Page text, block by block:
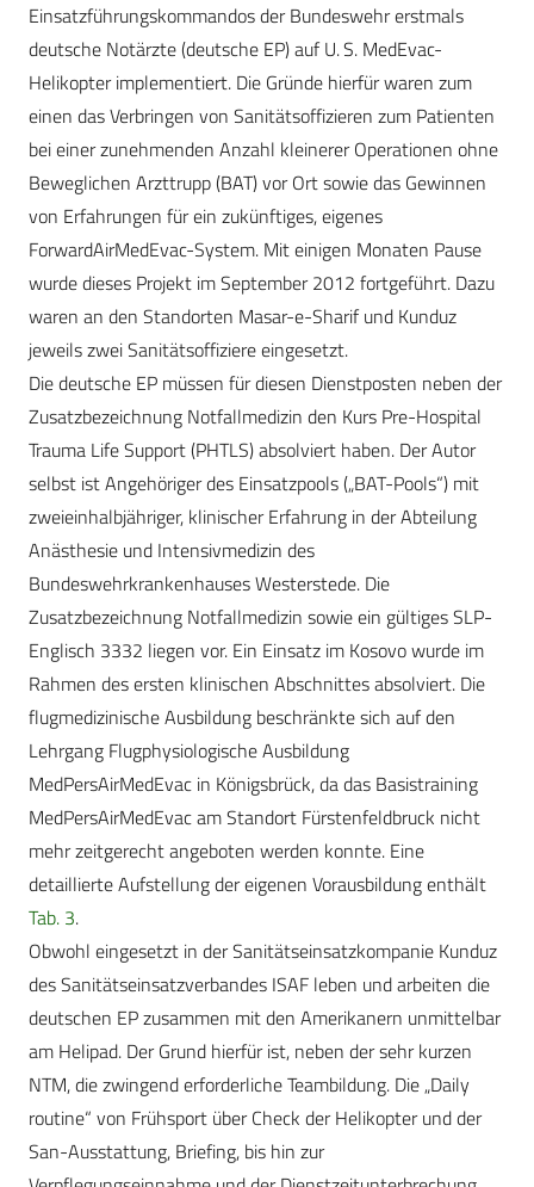
Einsatzführungskommandos der Bundeswehr erstmals
deutsche Notärzte (deutsche EP) auf U. S. MedEvac-
Helikopter implementiert. Die Gründe hierfür waren zum
einen das Verbringen von Sanitätsoffizieren zum Patienten
bei einer zunehmenden Anzahl kleinerer Operationen ohne
Beweglichen Arzttrupp (BAT) vor Ort sowie das Gewinnen
von Erfahrungen für ein zukünftiges, eigenes
ForwardAirMedEvac-System. Mit einigen Monaten Pause
wurde dieses Projekt im September 2012 fortgeführt. Dazu
waren an den Standorten Masar-e-Sharif und Kunduz
jeweils zwei Sanitätsoffiziere eingesetzt.
Die deutsche EP müssen für diesen Dienstposten neben der
Zusatzbezeichnung Notfallmedizin den Kurs Pre-Hospital
Trauma Life Support (PHTLS) absolviert haben. Der Autor
selbst ist Angehöriger des Einsatzpools („BAT-Pools“) mit
zweieinhalbjähriger, klinischer Erfahrung in der Abteilung
Anästhesie und Intensivmedizin des
Bundeswehrkrankenhauses Westerstede. Die
Zusatzbezeichnung Notfallmedizin sowie ein gültiges SLP-
Englisch 3332 liegen vor. Ein Einsatz im Kosovo wurde im
Rahmen des ersten klinischen Abschnittes absolviert. Die
flugmedizinische Ausbildung beschränkte sich auf den
Lehrgang Flugphysiologische Ausbildung
MedPersAirMedEvac in Königsbrück, da das Basistraining
Med­Pers­AirMedEvac am Standort Fürstenfeldbruck nicht
mehr zeitgerecht angeboten werden konnte. Eine
detaillierte Aufstellung der eigenen Vorausbildung enthält
Tab. 3.
Obwohl eingesetzt in der Sanitätseinsatzkompanie Kunduz
des Sanitätseinsatzverbandes ISAF leben und arbeiten die
deutschen EP zusammen mit den Amerikanern unmittelbar
am Helipad. Der Grund hierfür ist, neben der sehr kurzen
NTM, die zwingend erforderliche Teambildung. Die „Daily
routine“ von Frühsport über Check der Helikopter und der
San-Ausstattung, Briefing, bis hin zur